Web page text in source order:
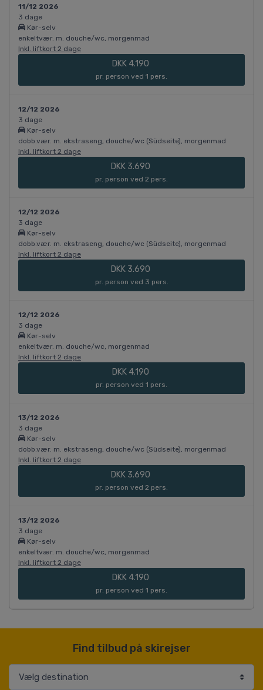
11/12 2026
3 dage
Kør-selv
enkeltvær. m. douche/wc, morgenmad
Inkl. liftkort 2 dage
DKK 4.190
pr. person ved 1 pers.
12/12 2026
3 dage
Kør-selv
dobb.vær. m. ekstraseng, douche/wc (Südseite), morgenmad
Inkl. liftkort 2 dage
DKK 3.690
pr. person ved 2 pers.
12/12 2026
3 dage
Kør-selv
dobb.vær. m. ekstraseng, douche/wc (Südseite), morgenmad
Inkl. liftkort 2 dage
DKK 3.690
pr. person ved 3 pers.
12/12 2026
3 dage
Kør-selv
enkeltvær. m. douche/wc, morgenmad
Inkl. liftkort 2 dage
DKK 4.190
pr. person ved 1 pers.
13/12 2026
3 dage
Kør-selv
dobb.vær. m. ekstraseng, douche/wc (Südseite), morgenmad
Inkl. liftkort 2 dage
DKK 3.690
pr. person ved 2 pers.
13/12 2026
3 dage
Kør-selv
enkeltvær. m. douche/wc, morgenmad
Inkl. liftkort 2 dage
DKK 4.190
pr. person ved 1 pers.
Find tilbud på skirejser